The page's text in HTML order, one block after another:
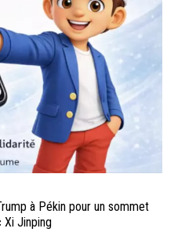
à Pékin pour un sommet
Xi Jinping